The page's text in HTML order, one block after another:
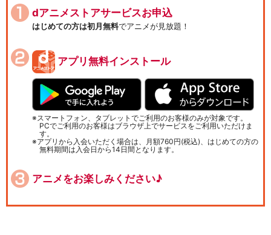
dアニメストアサービスお申込
はじめての方は初月無料でアニメが見放題！
アプリ無料インストール
スマートフォン、タブレットでご利用のお客様のみが対象です。
PCでご利用のお客様はブラウザ上でサービスをご利用いただけま
す。
アプリから入会いただく場合は、月額760円(税込)、はじめての方の
無料期間は入会日から14日間となります。
アニメをお楽しみください♪